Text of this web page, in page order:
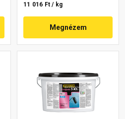
11 016 Ft / kg
Megnézem